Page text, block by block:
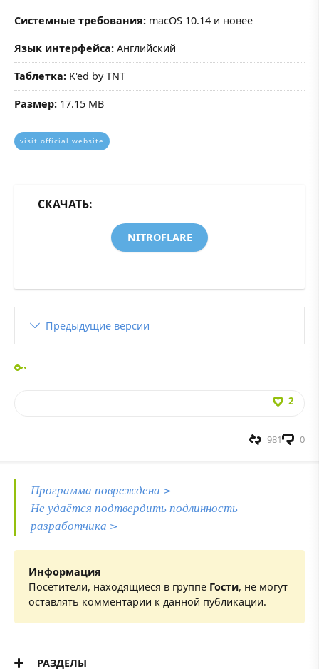
Системные требования: macOS 10.14 и новее
Язык интерфейса: Английский
Таблетка: K'ed by TNT
Размер: 17.15 MB
visit official website
СКАЧАТЬ:
NITROFLARE
Предыдущие версии
2
0
981
Программа повреждена >
Не удаётся подтвердить подлинность
разработчика >
Информация
Посетители, находящиеся в группе Гости, не могут
оставлять комментарии к данной публикации.
РАЗДЕЛЫ